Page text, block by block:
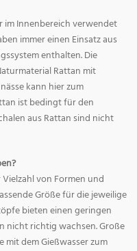
im Innenbereich verwendet
immer einen Einsatz aus
enthalten. Die
Rattan mit
kann hier zum
ist bedingt für den
aus Rattan sind nicht
von Formen und
Größe für die jeweilige
bieten einen geringen
nicht richtig wachsen. Große
dem Gießwasser zum